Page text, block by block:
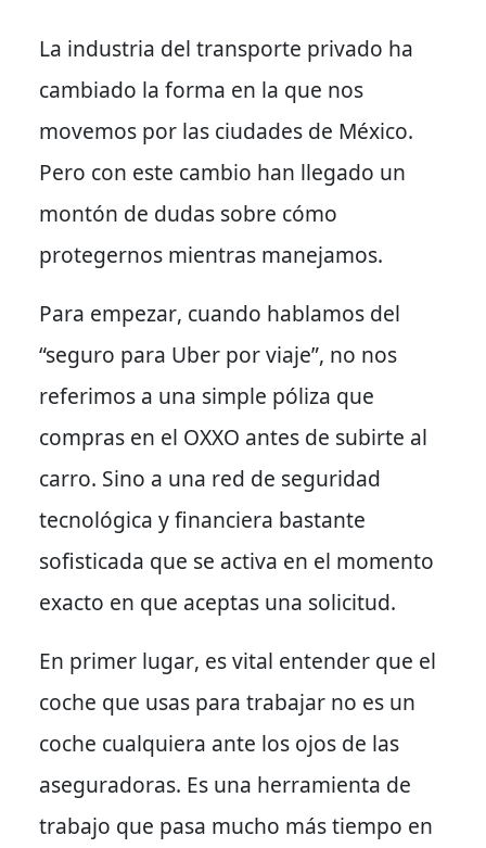
La industria del transporte privado ha
cambiado la forma en la que nos
movemos por las ciudades de México.
Pero con este cambio han llegado un
montón de dudas sobre cómo
protegernos mientras manejamos.
Para empezar, cuando hablamos del
“seguro para Uber por viaje”, no nos
referimos a una simple póliza que
compras en el OXXO antes de subirte al
carro. Sino a una red de seguridad
tecnológica y financiera bastante
sofisticada que se activa en el momento
exacto en que aceptas una solicitud.
En primer lugar, es vital entender que el
coche que usas para trabajar no es un
coche cualquiera ante los ojos de las
aseguradoras. Es una herramienta de
trabajo que pasa mucho más tiempo en